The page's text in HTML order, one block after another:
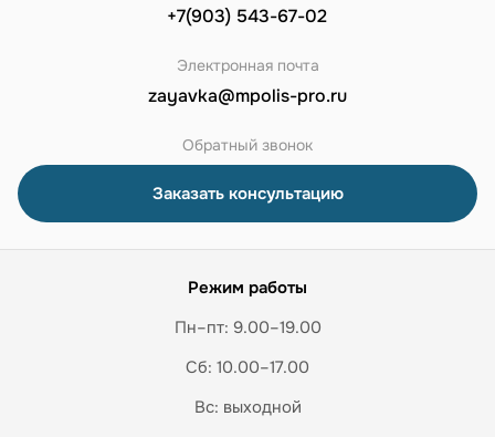
+7(903) 543-67-02
Электронная почта
zayavka@mpolis-pro.ru
Обратный звонок
Заказать консультацию
Режим работы
Пн–пт: 9.00–19.00
Сб: 10.00–17.00
Вс: выходной